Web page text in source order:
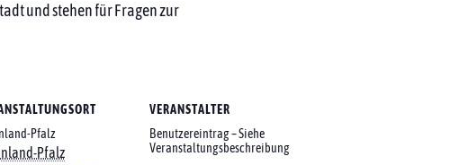
und stehen für Fragen zur
Pfalz
Pfalz
VERANSTALTER
Benutzereintrag – Siehe
Veranstaltungsbeschreibung